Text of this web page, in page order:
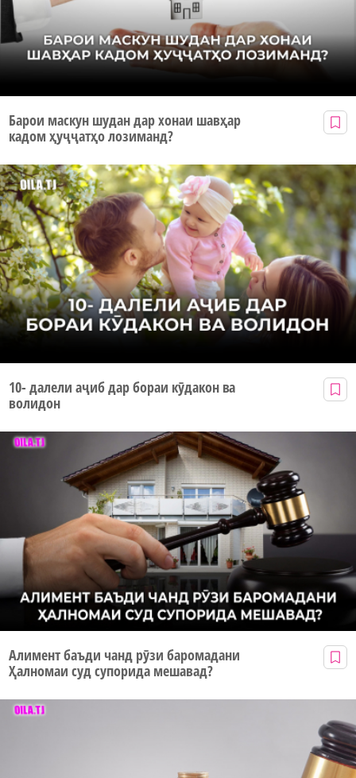
Барои маскун шудан дар хонаи шавҳар
кадом ҳуҷҷатҳо лозиманд?
10- далели аҷиб дар бораи кӯдакон ва
волидон
Алимент баъди чанд рӯзи баромадани
Ҳалномаи суд супорида мешавад?